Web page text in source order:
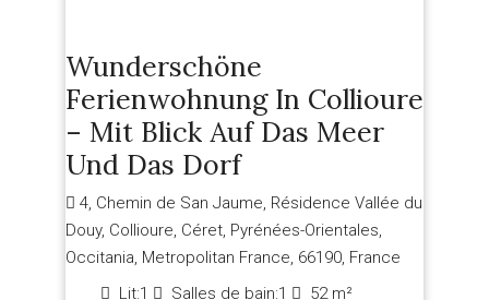
Wunderschöne
Ferienwohnung In Collioure
– Mit Blick Auf Das Meer
Und Das Dorf
4, Chemin de San Jaume, Résidence Vallée du
Douy, Collioure, Céret, Pyrénées-Orientales,
Occitania, Metropolitan France, 66190, France
Lit:1 Salles de bain:1 52 m²